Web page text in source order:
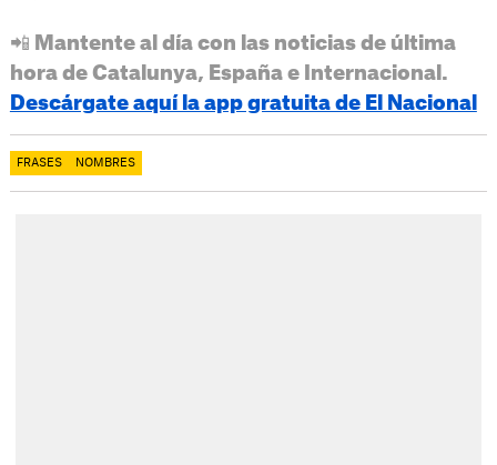
📲 Mantente al día con las noticias de última
hora de Catalunya, España e Internacional.
Descárgate aquí la app gratuita de El Nacional
FRASES NOMBRES